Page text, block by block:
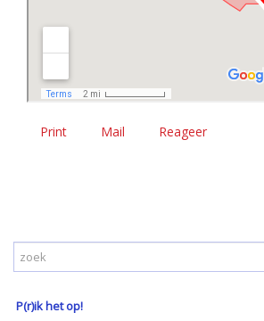
Print Mail Reageer
P(r)ik het op!